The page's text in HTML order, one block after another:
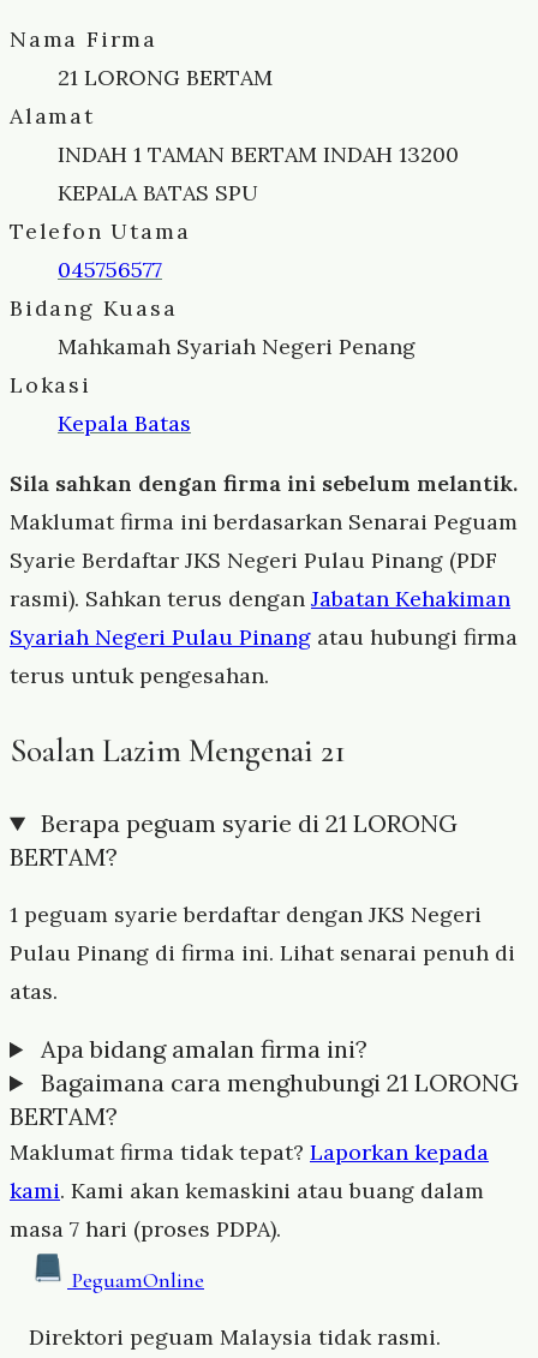
Nama Firma
21 LORONG BERTAM
Alamat
INDAH 1 TAMAN BERTAM INDAH 13200
KEPALA BATAS SPU
Telefon Utama
045756577
Bidang Kuasa
Mahkamah Syariah Negeri Penang
Lokasi
Kepala Batas
Sila sahkan dengan firma ini sebelum melantik.
Maklumat firma ini berdasarkan Senarai Peguam
Syarie Berdaftar JKS Negeri Pulau Pinang (PDF
rasmi). Sahkan terus dengan Jabatan Kehakiman
Syariah Negeri Pulau Pinang atau hubungi firma
terus untuk pengesahan.
Soalan Lazim Mengenai 21
Berapa peguam syarie di 21 LORONG
BERTAM?
1 peguam syarie berdaftar dengan JKS Negeri
Pulau Pinang di firma ini. Lihat senarai penuh di
atas.
Apa bidang amalan firma ini?
Bagaimana cara menghubungi 21 LORONG
BERTAM?
Maklumat firma tidak tepat? Laporkan kepada
kami. Kami akan kemaskini atau buang dalam
masa 7 hari (proses PDPA).
PeguamOnline
Direktori peguam Malaysia tidak rasmi.